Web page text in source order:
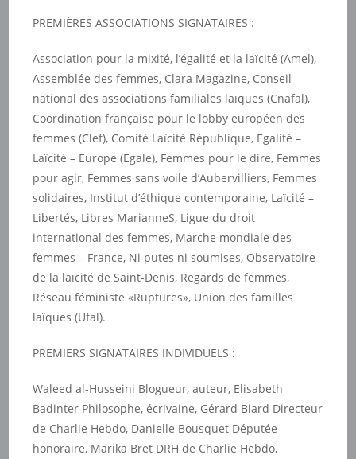
PREMIÈRES ASSOCIATIONS SIGNATAIRES :
Association pour la mixité, l’égalité et la laïcité (Amel),
Assemblée des femmes, Clara Magazine, Conseil
national des associations familiales laïques (Cnafal),
Coordination française pour le lobby européen des
femmes (Clef), Comité Laïcité République, Egalité –
Laïcité – Europe (Egale), Femmes pour le dire, Femmes
pour agir, Femmes sans voile d’Aubervilliers, Femmes
solidaires, Institut d’éthique contemporaine, Laïcité –
Libertés, Libres MarianneS, Ligue du droit
international des femmes, Marche mondiale des
femmes – France, Ni putes ni soumises, Observatoire
de la laïcité de Saint-Denis, Regards de femmes,
Réseau féministe «Ruptures», Union des familles
laïques (Ufal).
PREMIERS SIGNATAIRES INDIVIDUELS :
Waleed al-Husseini Blogueur, auteur, Elisabeth
Badinter Philosophe, écrivaine, Gérard Biard Directeur
de Charlie Hebdo, Danielle Bousquet Députée
honoraire, Marika Bret DRH de Charlie Hebdo,